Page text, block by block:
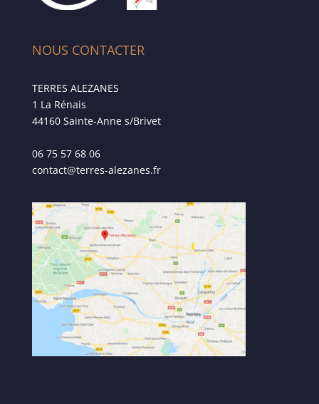
NOUS CONTACTER
TERRES ALEZANES
1 La Rénais
44160 Sainte-Anne s/Brivet
06 75 57 68 06
contact@terres-alezanes.fr